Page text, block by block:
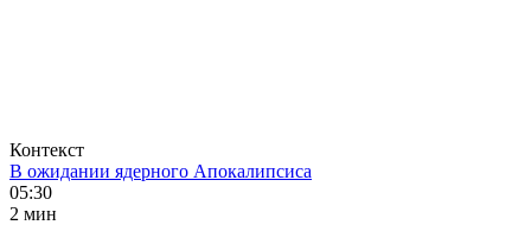
Контекст
В ожидании ядерного Апокалипсиса
05:30
2 мин